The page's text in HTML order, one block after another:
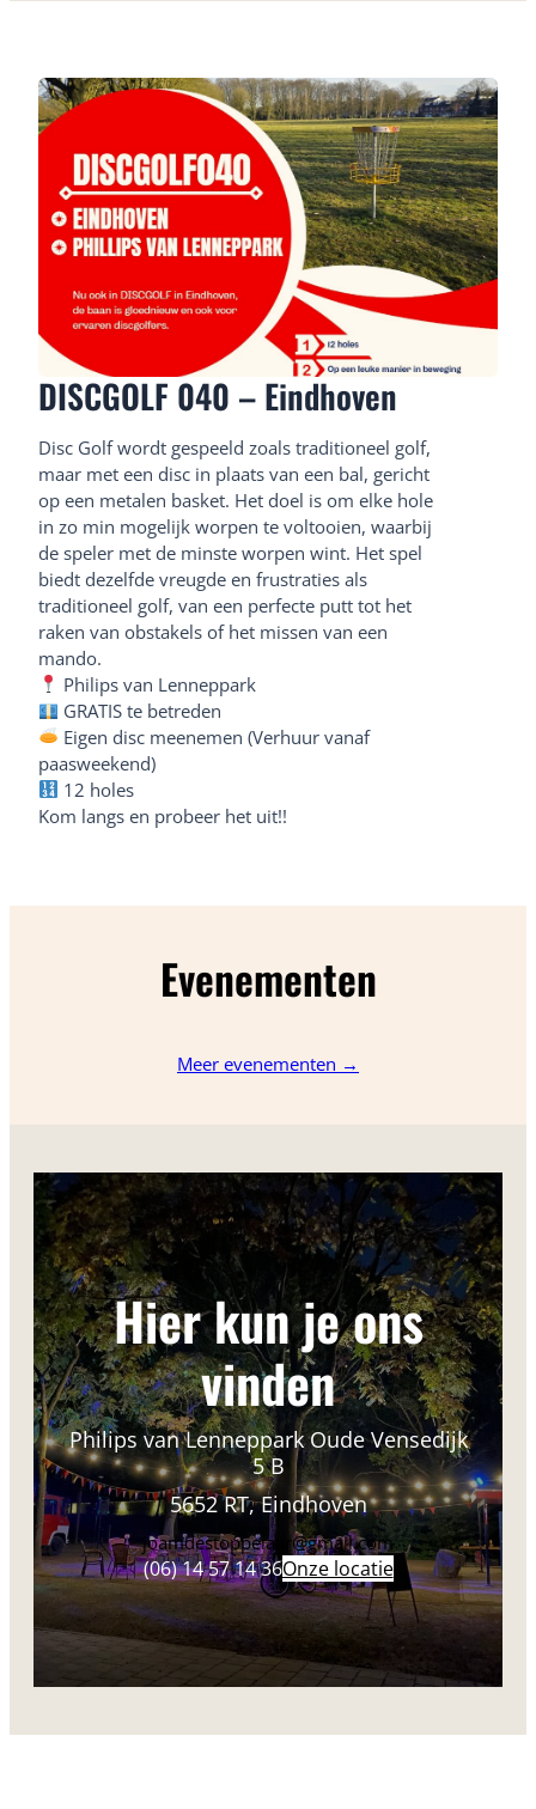
DISCGOLF 040 – Eindhoven
Disc Golf wordt gespeeld zoals traditioneel golf,
maar met een disc in plaats van een bal, gericht
op een metalen basket. Het doel is om elke hole
in zo min mogelijk worpen te voltooien, waarbij
de speler met de minste worpen wint. Het spel
biedt dezelfde vreugde en frustraties als
traditioneel golf, van een perfecte putt tot het
raken van obstakels of het missen van een
mando.
Philips van Lenneppark
GRATIS te betreden
Eigen disc meenemen (Verhuur vanaf
paasweekend)
12 holes
Kom langs en probeer het uit!!
Evenementen
Meer evenementen →
Hier kun je ons
vinden
Philips van Lenneppark Oude Vensedijk
5 B
5652 RT, Eindhoven
joamdestoppelaar@gmail.com
(06) 14 57 14 36Onze locatie